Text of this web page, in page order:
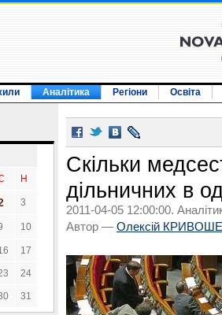
Аналітика Регіони Освіта
Н
3
10
17
24
31
Скільки
дільничних в
2011-04-05 12:00:00.
Автор — Олексій